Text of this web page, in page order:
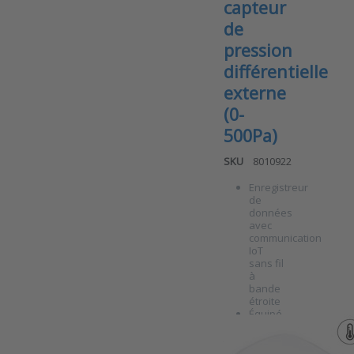
capteur
de
pression
différentielle
externe
(0-
500Pa)
SKU
8010922
Enregistreur
de
données
avec
communication
IoT
sans fil
à
bande
étroite
Équipé
Press ENTER
for more
options to
ANB-DP-
500PA v7
Enregistreur
de données